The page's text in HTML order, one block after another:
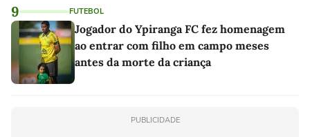
9 FUTEBOL
Jogador do Ypiranga FC fez homenagem
ao entrar com filho em campo meses
antes da morte da criança
PUBLICIDADE